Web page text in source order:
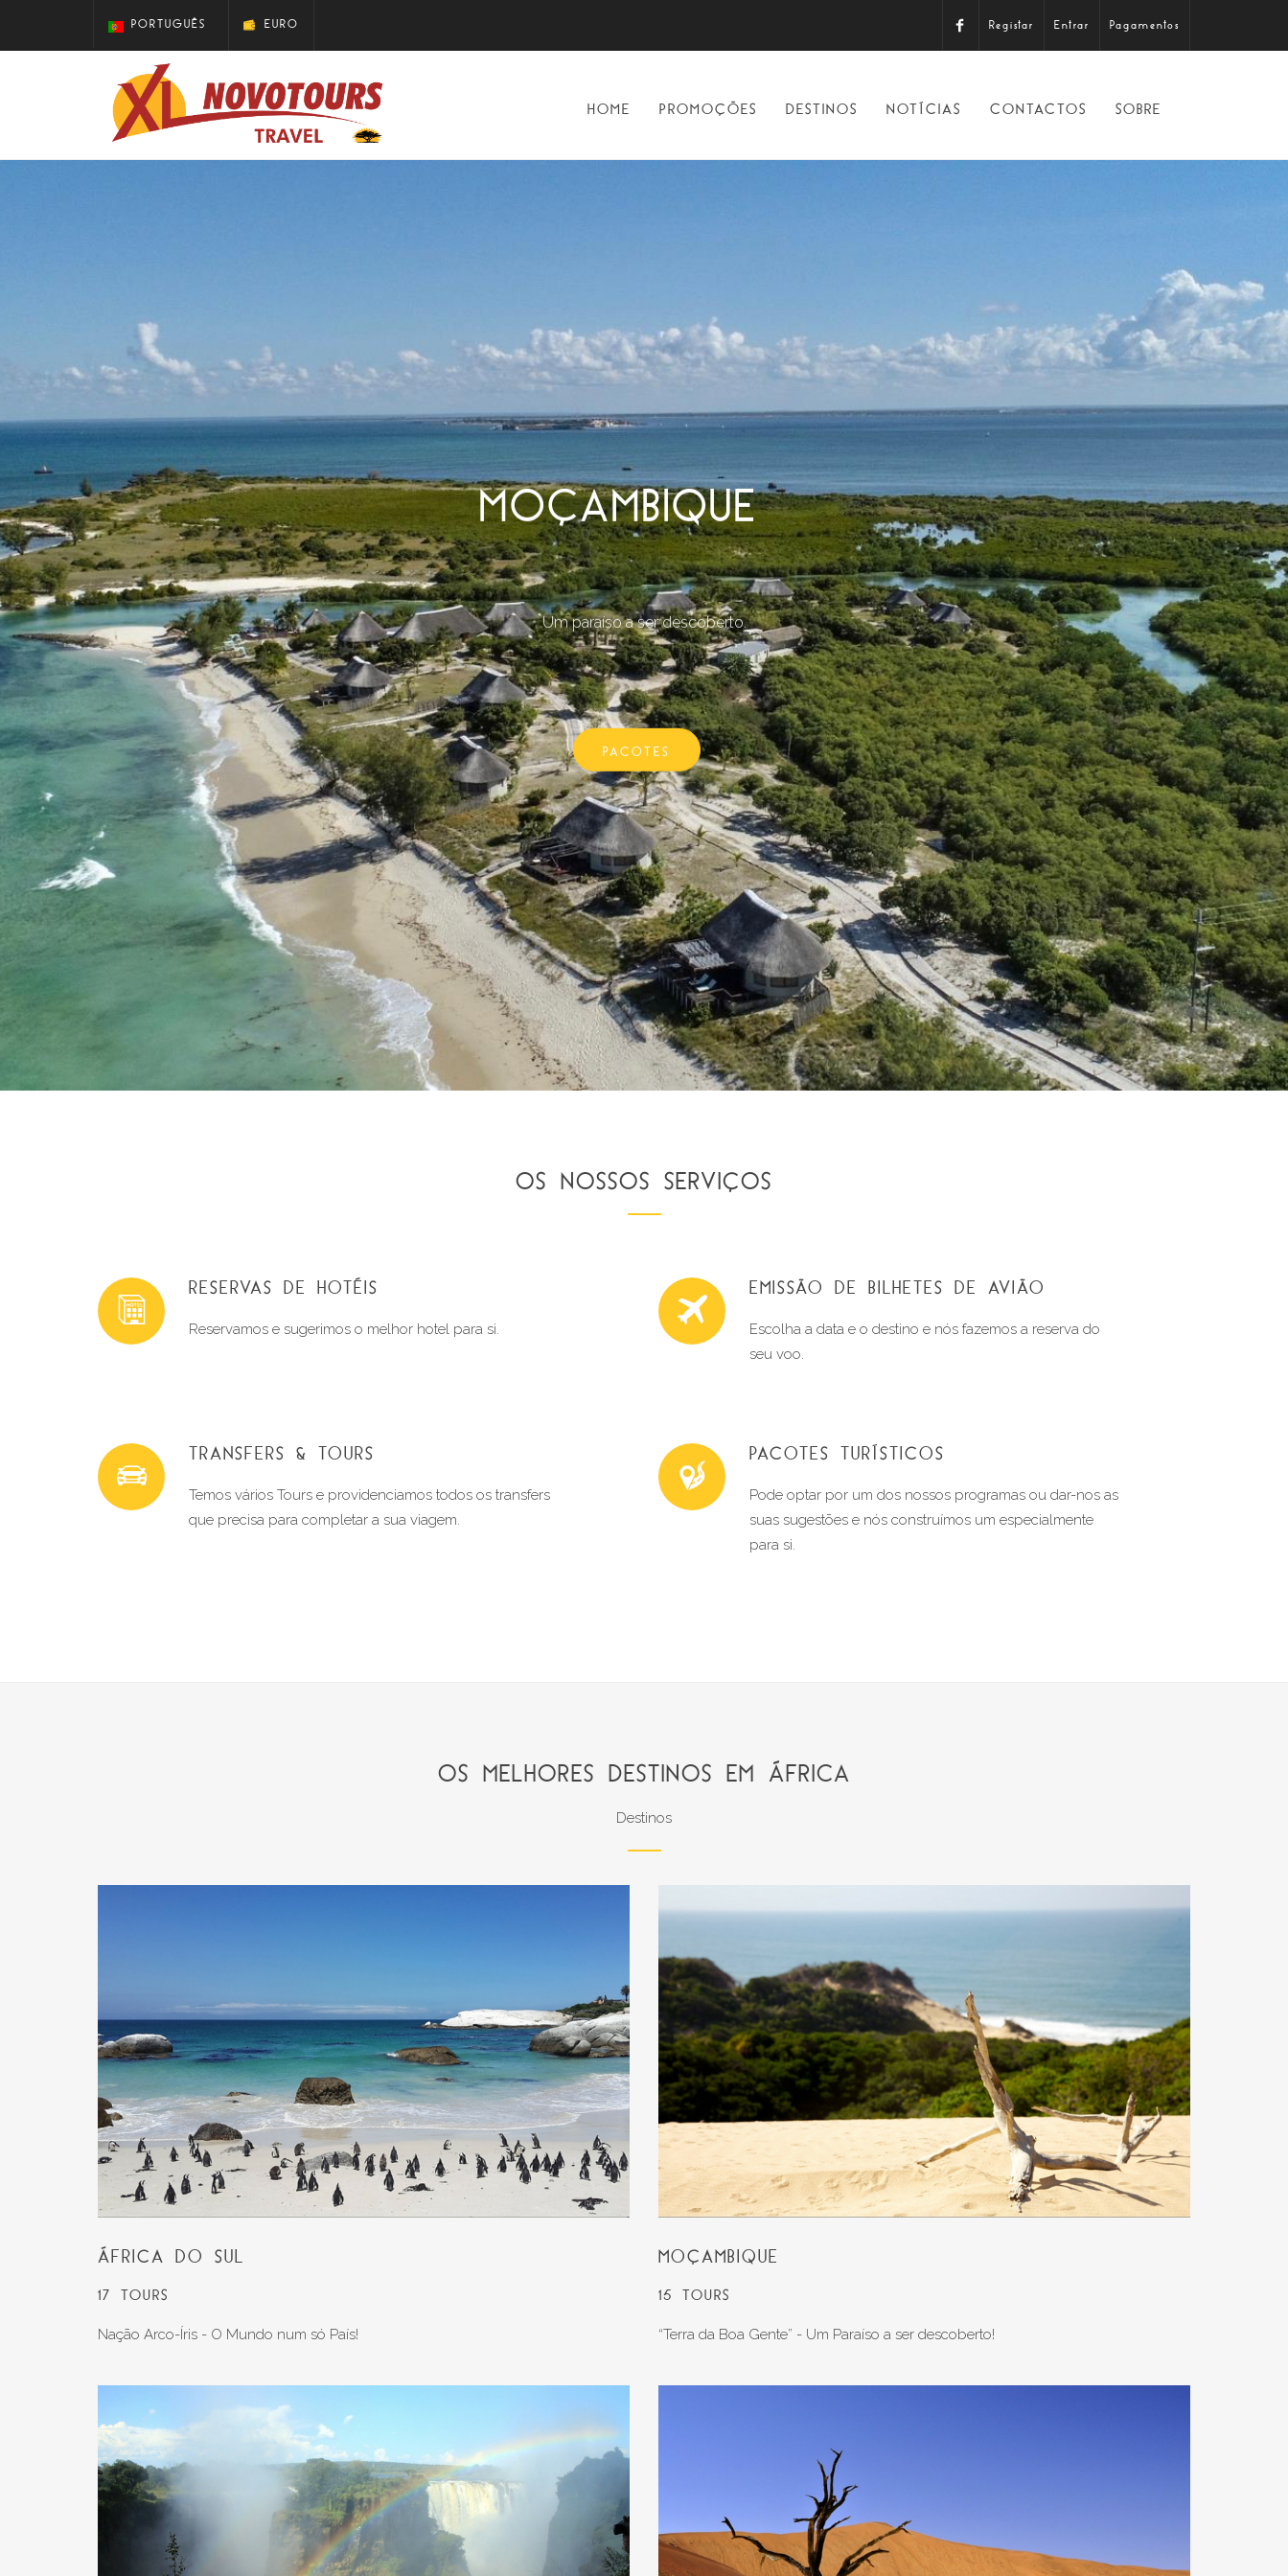
PORTUGUÊS EURO Registar Entrar Pagamentos
HOME PROMOÇÕES DESTINOS NOTÍCIAS CONTACTOS SOBRE
MOÇAMBIQUE
Um paraíso a ser descoberto.
PACOTES
OS NOSSOS SERVIÇOS
RESERVAS DE HOTÉIS
Reservamos e sugerimos o melhor hotel para si.
EMISSÃO DE BILHETES DE AVIÃO
Escolha a data e o destino e nós fazemos a reserva do
seu voo.
TRANSFERS & TOURS
Temos vários Tours e providenciamos todos os transfers
que precisa para completar a sua viagem.
PACOTES TURÍSTICOS
Pode optar por um dos nossos programas ou dar-nos as
suas sugestões e nós construímos um especialmente
para si.
OS MELHORES DESTINOS EM ÁFRICA
Destinos
ÁFRICA DO SUL
17 TOURS
Nação Arco-Íris - O Mundo num só País!
MOÇAMBIQUE
15 TOURS
“Terra da Boa Gente” - Um Paraíso a ser descoberto!